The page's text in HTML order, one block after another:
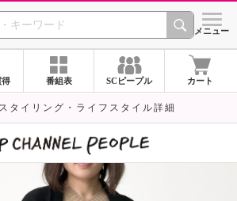
SHOP CHANNEL シメニュー
番組表 SCピープル カート
スタイリング・ライフスタイル詳細